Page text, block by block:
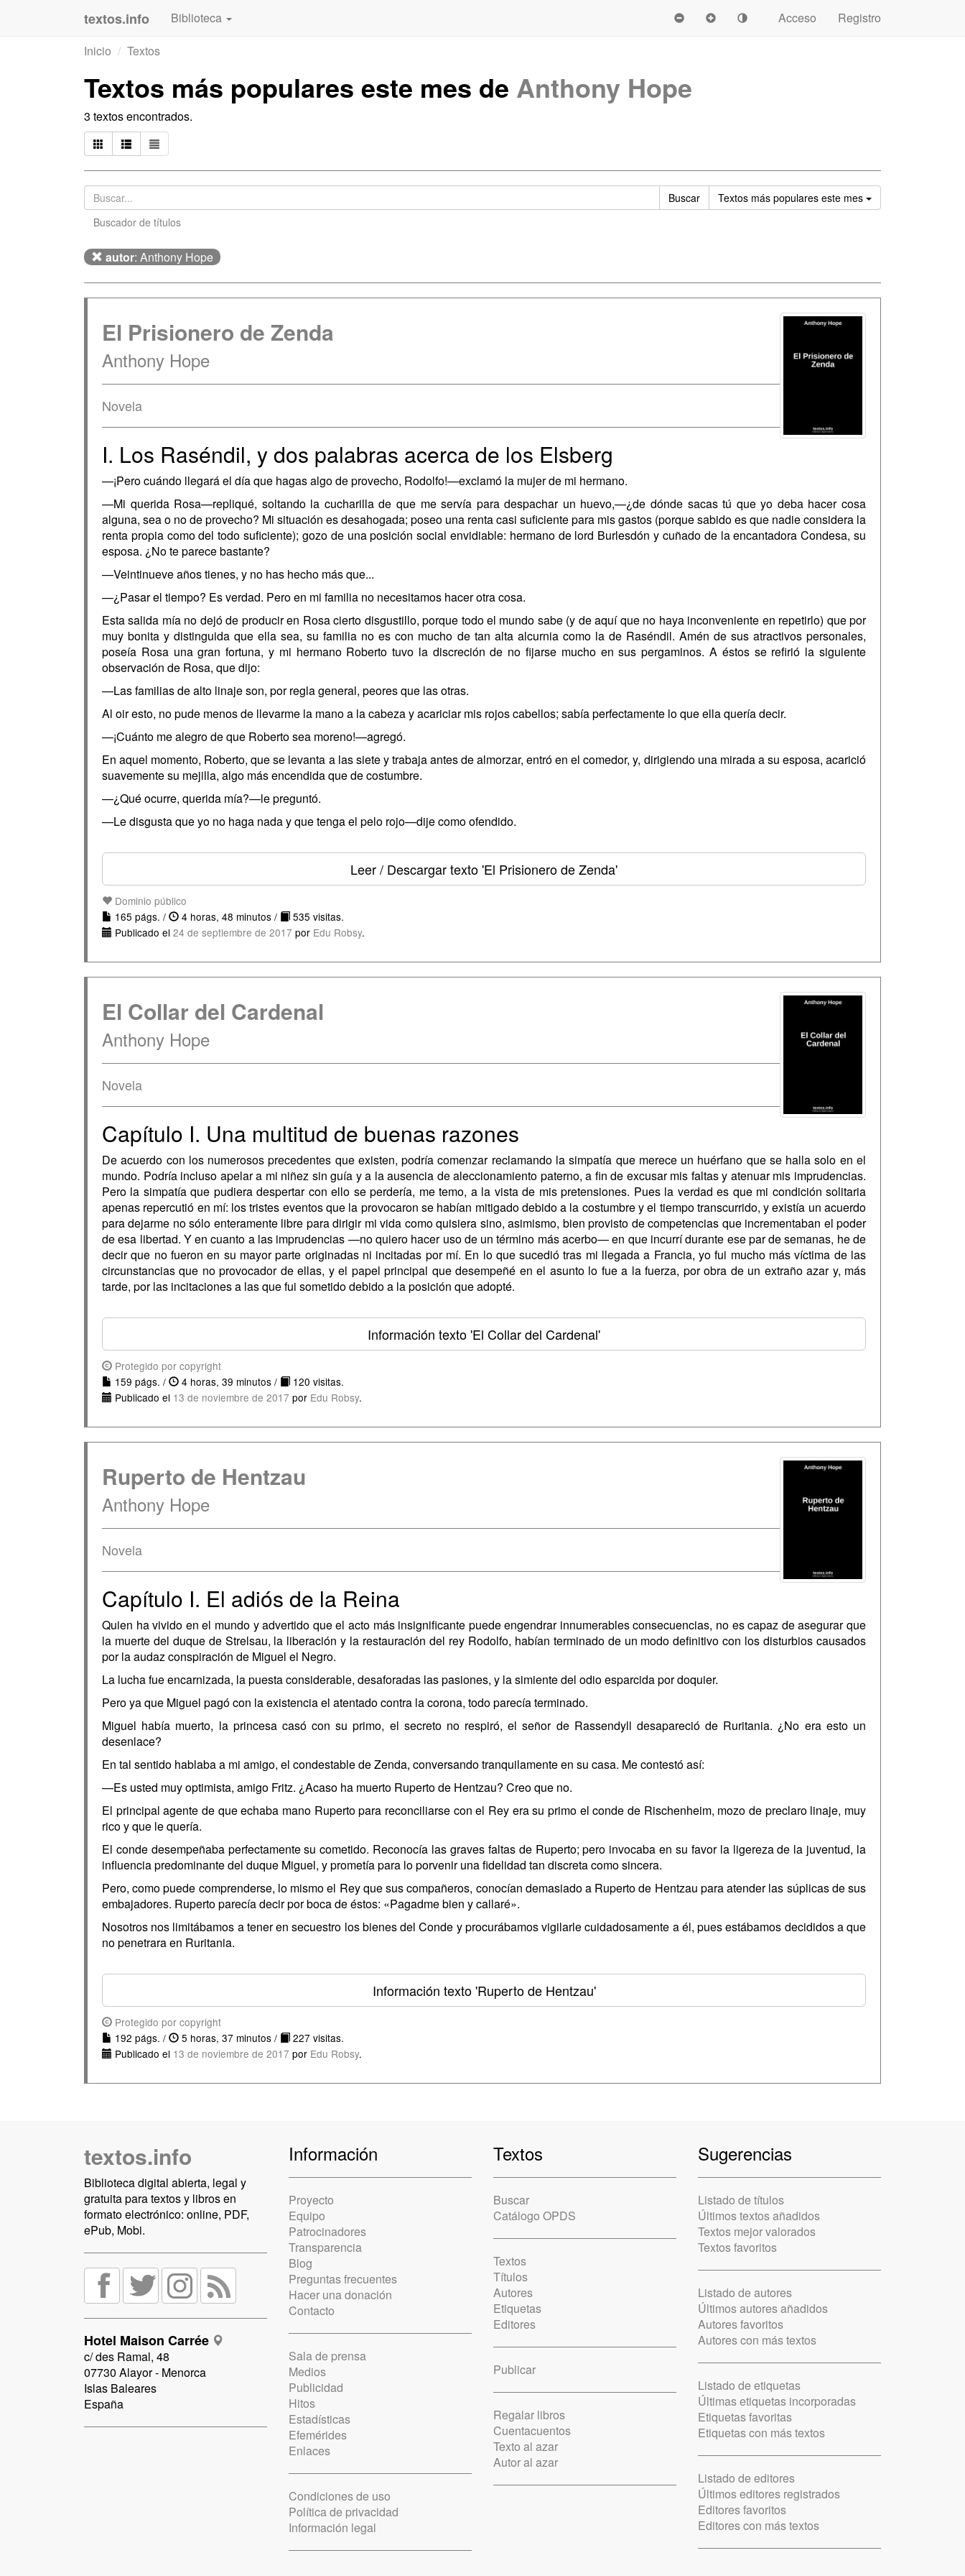
textos.info Biblioteca Acceso
Registro
Inicio
Textos
Textos más populares este mes de Anthony Hope
3 textos encontrados.
Buscar Textos más populares este mes Ordenar
Buscador de títulos
autor: Anthony Hope
El Prisionero de Zenda
Anthony Hope
Novela
I. Los Raséndil, y dos palabras acerca de los Elsberg
—¡Pero cuándo llegará el día que hagas algo de provecho, Rodolfo!—exclamó la mujer de mi hermano.
—Mi querida Rosa—repliqué, soltando la cucharilla de que me servía para despachar un huevo,—¿de dónde sacas tú que yo deba hacer cosa
alguna, sea o no de provecho? Mi situación es desahogada; poseo una renta casi suficiente para mis gastos (porque sabido es que nadie considera la
renta propia como del todo suficiente); gozo de una posición social envidiable: hermano de lord Burlesdón y cuñado de la encantadora Condesa, su
esposa. ¿No te parece bastante?
—Veintinueve años tienes, y no has hecho más que...
—¿Pasar el tiempo? Es verdad. Pero en mi familia no necesitamos hacer otra cosa.
Esta salida mía no dejó de producir en Rosa cierto disgustillo, porque todo el mundo sabe (y de aquí que no haya inconveniente en repetirlo) que por
muy bonita y distinguida que ella sea, su familia no es con mucho de tan alta alcurnia como la de Raséndil. Amén de sus atractivos personales,
poseía Rosa una gran fortuna, y mi hermano Roberto tuvo la discreción de no fijarse mucho en sus pergaminos. A éstos se refirió la siguiente
observación de Rosa, que dijo:
—Las familias de alto linaje son, por regla general, peores que las otras.
Al oir esto, no pude menos de llevarme la mano a la cabeza y acariciar mis rojos cabellos; sabía perfectamente lo que ella quería decir.
—¡Cuánto me alegro de que Roberto sea moreno!—agregó.
En aquel momento, Roberto, que se levanta a las siete y trabaja antes de almorzar, entró en el comedor, y, dirigiendo una mirada a su esposa, acarició
suavemente su mejilla, algo más encendida que de costumbre.
—¿Qué ocurre, querida mía?—le preguntó.
—Le disgusta que yo no haga nada y que tenga el pelo rojo—dije como ofendido.
Leer / Descargar texto'El Prisionero de Zenda'
Dominio público
165 págs. /
4 horas, 48 minutos /
535 visitas.
Publicado el 24 de septiembre de 2017 por Edu Robsy.
El Collar del Cardenal
Anthony Hope
Novela
Capítulo I. Una multitud de buenas razones
De acuerdo con los numerosos precedentes que existen, podría comenzar reclamando la simpatía que merece un huérfano que se halla solo en el
mundo. Podría incluso apelar a mi niñez sin guía y a la ausencia de aleccionamiento paterno, a fin de excusar mis faltas y atenuar mis imprudencias.
Pero la simpatía que pudiera despertar con ello se perdería, me temo, a la vista de mis pretensiones. Pues la verdad es que mi condición solitaria
apenas repercutió en mí: los tristes eventos que la provocaron se habían mitigado debido a la costumbre y el tiempo transcurrido, y existía un acuerdo
para dejarme no sólo enteramente libre para dirigir mi vida como quisiera sino, asimismo, bien provisto de competencias que incrementaban el poder
de esa libertad. Y en cuanto a las imprudencias —no quiero hacer uso de un término más acerbo— en que incurrí durante ese par de semanas, he de
decir que no fueron en su mayor parte originadas ni incitadas por mí. En lo que sucedió tras mi llegada a Francia, yo fui mucho más víctima de las
circunstancias que no provocador de ellas, y el papel principal que desempeñé en el asunto lo fue a la fuerza, por obra de un extraño azar y, más
tarde, por las incitaciones a las que fui sometido debido a la posición que adopté.
Información texto'El Collar del Cardenal'
Protegido por copyright
159 págs. /
4 horas, 39 minutos /
120 visitas.
Publicado el 13 de noviembre de 2017 por Edu Robsy.
Ruperto de Hentzau
Anthony Hope
Novela
Capítulo I. El adiós de la Reina
Quien ha vivido en el mundo y advertido que el acto más insignificante puede engendrar innumerables consecuencias, no es capaz de asegurar que
la muerte del duque de Strelsau, la liberación y la restauración del rey Rodolfo, habían terminado de un modo definitivo con los disturbios causados
por la audaz conspiración de Miguel el Negro.
La lucha fue encarnizada, la puesta considerable, desaforadas las pasiones, y la simiente del odio esparcida por doquier.
Pero ya que Miguel pagó con la existencia el atentado contra la corona, todo parecía terminado.
Miguel había muerto, la princesa casó con su primo, el secreto no respiró, el señor de Rassendyll desapareció de Ruritania. ¿No era esto un
desenlace?
En tal sentido hablaba a mi amigo, el condestable de Zenda, conversando tranquilamente en su casa. Me contestó así:
—Es usted muy optimista, amigo Fritz. ¿Acaso ha muerto Ruperto de Hentzau? Creo que no.
El principal agente de que echaba mano Ruperto para reconciliarse con el Rey era su primo el conde de Rischenheim, mozo de preclaro linaje, muy
rico y que le quería.
El conde desempeñaba perfectamente su cometido. Reconocía las graves faltas de Ruperto; pero invocaba en su favor la ligereza de la juventud, la
influencia predominante del duque Miguel, y prometía para lo porvenir una fidelidad tan discreta como sincera.
Pero, como puede comprenderse, lo mismo el Rey que sus compañeros, conocían demasiado a Ruperto de Hentzau para atender las súplicas de sus
embajadores. Ruperto parecía decir por boca de éstos: «Pagadme bien y callaré».
Nosotros nos limitábamos a tener en secuestro los bienes del Conde y procurábamos vigilarle cuidadosamente a él, pues estábamos decididos a que
no penetrara en Ruritania.
Información texto'Ruperto de Hentzau'
Protegido por copyright
192 págs. /
5 horas, 37 minutos /
227 visitas.
Publicado el 13 de noviembre de 2017 por Edu Robsy.
textos.info
Biblioteca digital abierta, legal y
gratuita para textos y libros en
formato electrónico: online, PDF,
ePub, Mobi.
Hotel Maison Carrée
c/ des Ramal, 48
07730 Alayor - Menorca
Islas Baleares
España
Información
Proyecto
Equipo
Patrocinadores
Transparencia
Blog
Preguntas frecuentes
Hacer una donación
Contacto
Sala de prensa
Medios
Publicidad
Hitos
Estadísticas
Efemérides
Enlaces
Condiciones de uso
Política de privacidad
Información legal
Textos
Buscar
Catálogo OPDS
Textos
Títulos
Autores
Etiquetas
Editores
Publicar
Regalar libros
Cuentacuentos
Texto al azar
Autor al azar
Sugerencias
Listado de títulos
Últimos textos añadidos
Textos mejor valorados
Textos favoritos
Listado de autores
Últimos autores añadidos
Autores favoritos
Autores con más textos
Listado de etiquetas
Últimas etiquetas incorporadas
Etiquetas favoritas
Etiquetas con más textos
Listado de editores
Últimos editores registrados
Editores favoritos
Editores con más textos